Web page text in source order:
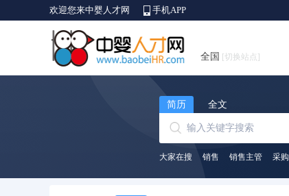
欢迎您来中婴人才网 手机APP
全国 [切换站点]
简历 全文
大家在搜 销售 销售主管 采购